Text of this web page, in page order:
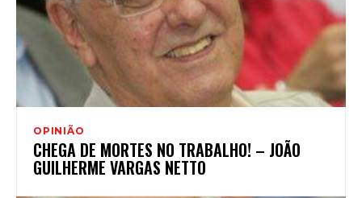
OPINIÃO
CHEGA DE MORTES NO TRABALHO! – JOÃO
GUILHERME VARGAS NETTO